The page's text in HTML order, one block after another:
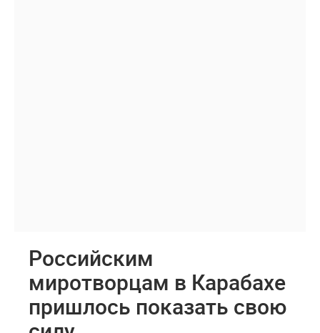
Российским
миротворцам в Карабахе
пришлось показать свою